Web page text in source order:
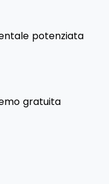
potenziata
gratuita